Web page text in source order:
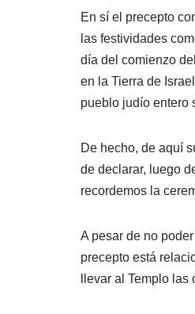
En sí el precepto
las festividades
día del comienzo
en la Tierra de
pueblo judío entero
De hecho, de aquí
de declarar, luego
recordemos la
A pesar de no
precepto está
llevar al Templo